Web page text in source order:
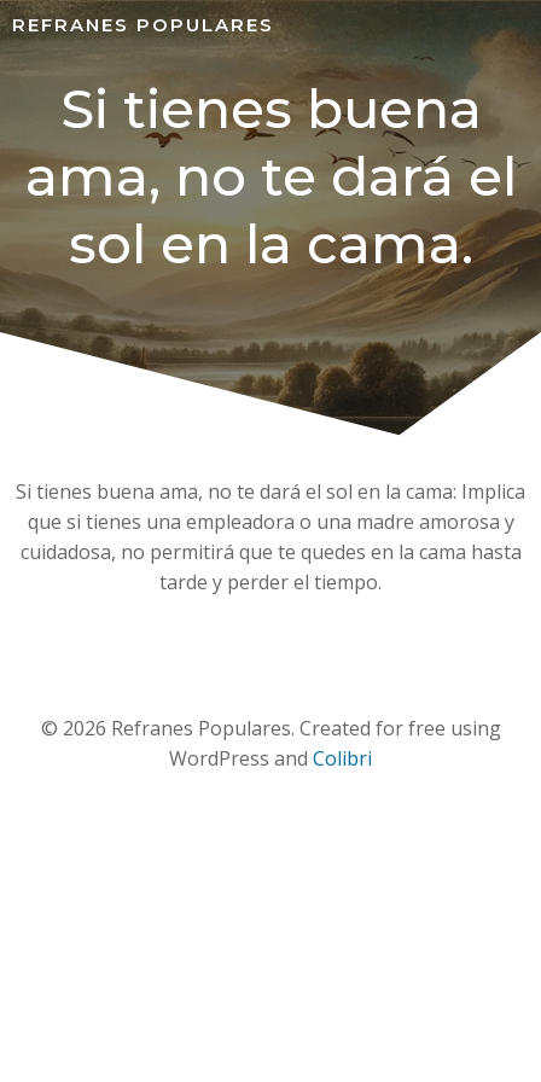
REFRANES POPULARES
Si tienes buena
ama, no te dará el
sol en la cama.
Si tienes buena ama, no te dará el sol en la cama: Implica
que si tienes una empleadora o una madre amorosa y
cuidadosa, no permitirá que te quedes en la cama hasta
tarde y perder el tiempo.
© 2026 Refranes Populares. Created for free using
WordPress and Colibri